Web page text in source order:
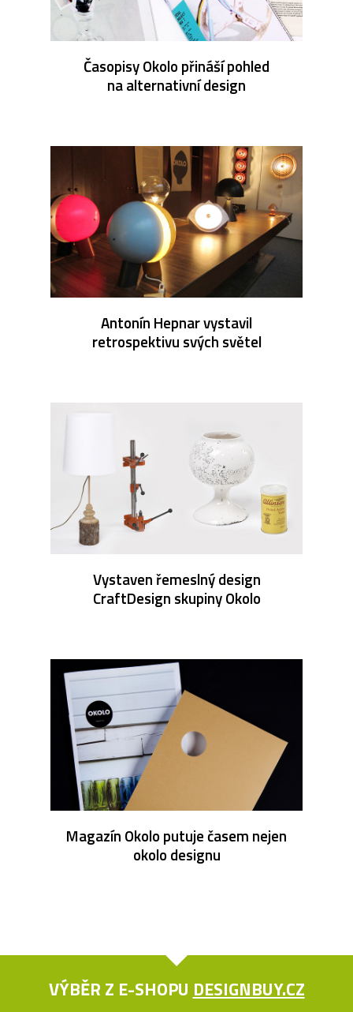
Časopisy Okolo přináší pohled
na alternativní design
Antonín Hepnar vystavil
retrospektivu svých světel
Vystaven řemeslný design
CraftDesign skupiny Okolo
Magazín Okolo putuje časem nejen
okolo designu
VÝBĚR Z E-SHOPU DESIGNBUY.CZ